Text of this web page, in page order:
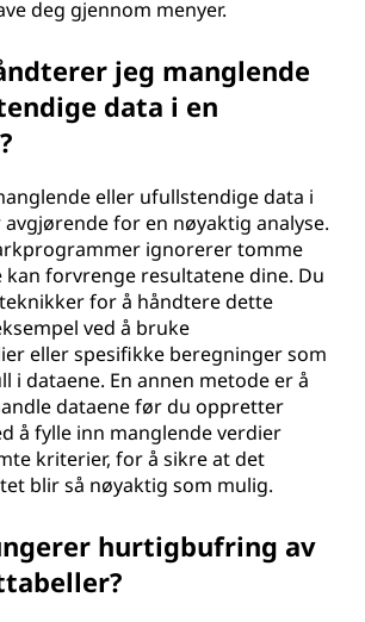
deg gjennom menyer.
jeg manglende
data i en
eller ufullstendige data i
for en nøyaktig analyse.
ignorerer tomme
kan forvrenge resultatene dine. Du
for å håndtere dette
ved å bruke
eller spesifikke beregninger som
i dataene. En annen metode er å
dataene før du oppretter
å fylle inn manglende verdier
kriterier, for å sikre at det
blir så nøyaktig som mulig.
hurtigbufring av